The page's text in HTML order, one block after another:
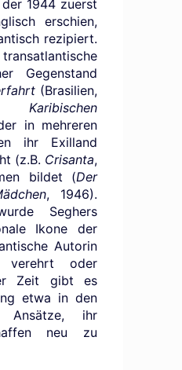
1944 zuerst
erschien,
rezipiert.
Gegenstand
(Brasilien,
Karibischen
in mehreren
ihr Exilland
(z.B. Crisanta,
bildet (Der
, 1946).
Seghers
Ikone der
Autorin
verehrt oder
Zeit gibt es
etwa in den
Ansätze, ihr
neu zu